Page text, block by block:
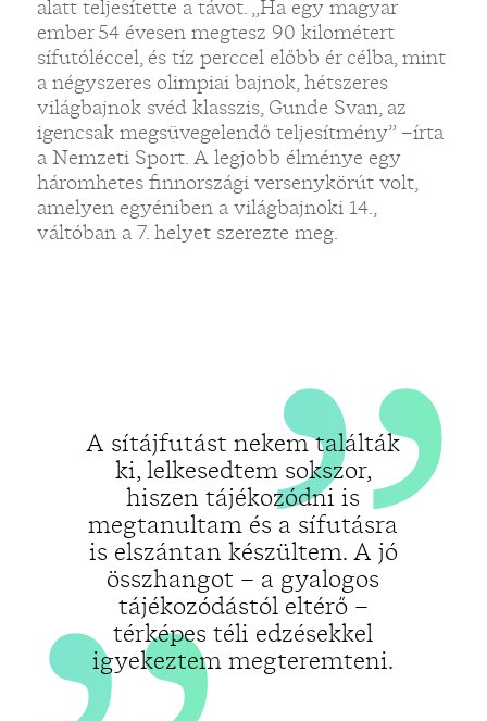
alatt teljesítette a távot. „Ha egy magyar
ember 54 évesen megtesz 90 kilométert
sífutóléccel, és tíz perccel előbb ér célba, mint
a négyszeres olimpiai bajnok, hétszeres
világbajnok svéd klasszis, Gunde Svan, az
igencsak megsüvegelendő teljesítmény” –írta
a Nemzeti Sport. A legjobb élménye egy
háromhetes finnországi versenykörút volt,
amelyen egyéniben a világbajnoki 14.,
váltóban a 7. helyet szerezte meg.
A sítájfutást nekem találták
ki, lelkesedtem sokszor,
hiszen tájékozódni is
megtanultam és a sífutásra
is elszántan készültem. A jó
összhangot – a gyalogos
tájékozódástól eltérő –
térképes téli edzésekkel
igyekeztem megteremteni.
„„